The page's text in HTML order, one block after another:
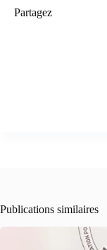
Partagez
Publications similaires